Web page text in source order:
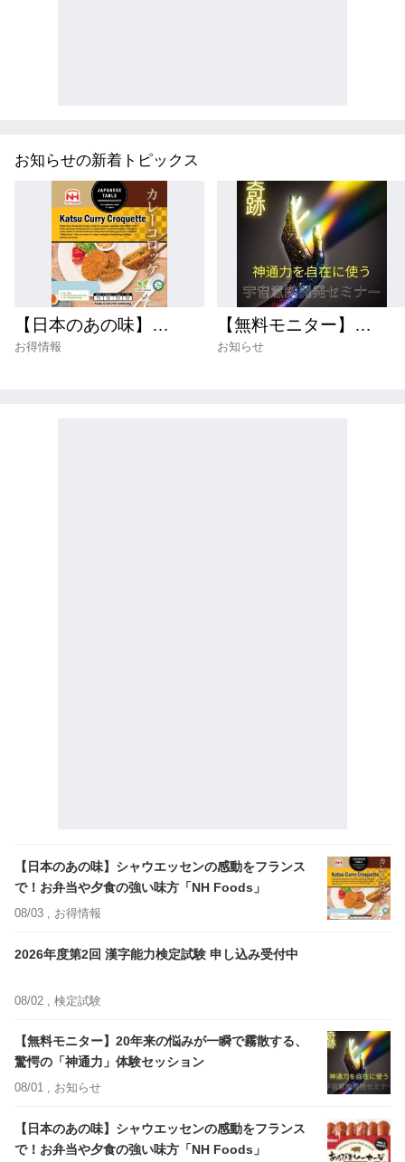
お知らせの新着トピックス
【日本のあの味】シャウエッセンの感動をフランスで！お弁当や夕食の強い味方「NH Foods」
お得情報
【無料モニター】20年来の悩みが一瞬で霧散する、驚愕の「神通力」体験セッション
お知らせ
【日本のあの味】シャウエッセンの感動をフランス
で！お弁当や夕食の強い味方「NH Foods」
08/03 , お得情報
2026年度第2回 漢字能力検定試験 申し込み受付中
08/02 , 検定試験
【無料モニター】20年来の悩みが一瞬で霧散する、
驚愕の「神通力」体験セッション
08/01 , お知らせ
【日本のあの味】シャウエッセンの感動をフランス
で！お弁当や夕食の強い味方「NH Foods」